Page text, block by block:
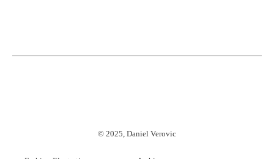
© 2025, Daniel Verovic